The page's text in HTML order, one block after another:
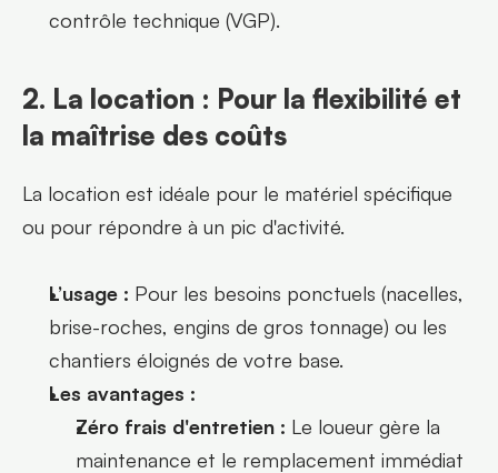
contrôle technique (VGP).
2. La location : Pour la flexibilité et
la maîtrise des coûts
La location est idéale pour le matériel spécifique
ou pour répondre à un pic d'activité.
L’usage : Pour les besoins ponctuels (nacelles,
brise-roches, engins de gros tonnage) ou les
chantiers éloignés de votre base.
Les avantages :
Zéro frais d'entretien : Le loueur gère la
maintenance et le remplacement immédiat